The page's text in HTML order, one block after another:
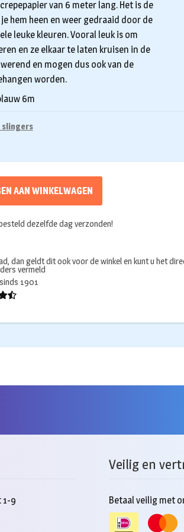
van 6 meter lang. Het is de
hem heen en weer gedraaid door de
leuke kleuren. Vooral leuk is om
en ze elkaar te laten kruisen in de
en mogen dus ook van de
worden.
6m
slingers
AAN WINKELWAGEN
dezelfde dag verzonden!
dan geldt dit ook voor de winkel en kunt u het
vermeld
1901
1-9
Veilig en
Betaal veilig met